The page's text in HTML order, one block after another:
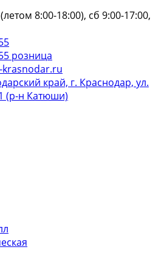
8:00-18:00), сб 9:00-17:00,
розница
krasnodar.ru
край, г. Краснодар, ул.
(р-н Катюши)